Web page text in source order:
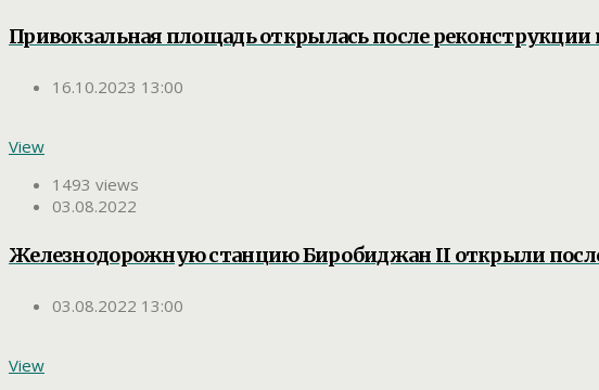
Привокзальная площадь открылась после реконструкции
16.10.2023 13:00
View
1493 views
03.08.2022
Железнодорожную станцию Биробиджан II открыли
03.08.2022 13:00
View